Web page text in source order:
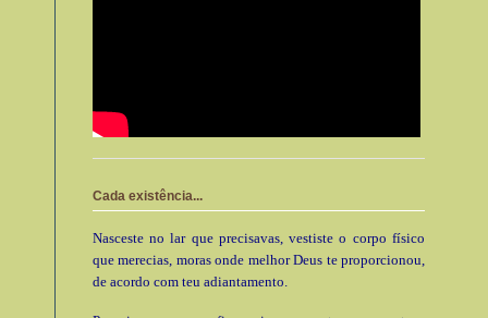
Cada existência...
Nasceste no lar que precisavas, vestiste o corpo físico
que merecias, moras onde melhor Deus te proporcionou,
de acordo com teu adiantamento.